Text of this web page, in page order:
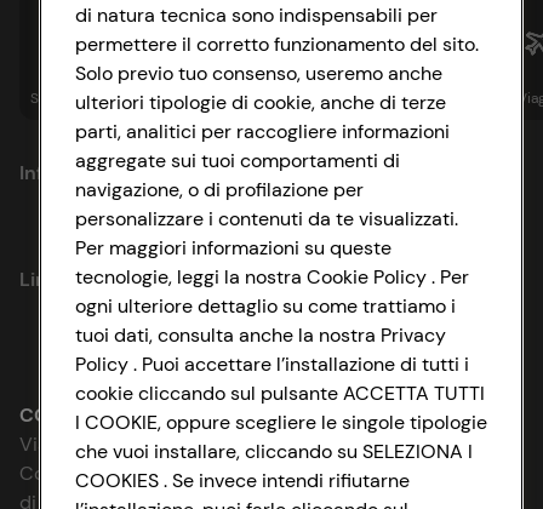
Spesa online Assicurazioni Sapori& Istituzionale
Informazioni
Privacy Policy
Cookie Policy
Impostazioni Cookie
Accessibilità
D&I e Parità di Genere
Link utili
Lavora con noi
Le cooperative
News & Approfondimenti
CONAD SOCIETÀ COOPERATIVA
Via Michelino, 59 | 40127 BOLOGNA
Codice Fiscale e Registro Imprese
di Bologna 00865960157
di natura tecnica sono indispensabili per
permettere il corretto funzionamento del sito.
Solo previo tuo consenso, useremo anche
ulteriori tipologie di cookie, anche di terze
parti, analitici per raccogliere informazioni
aggregate sui tuoi comportamenti di
navigazione, o di profilazione per
personalizzare i contenuti da te visualizzati.
Per maggiori informazioni su queste
tecnologie, leggi la nostra Cookie Policy . Per
ogni ulteriore dettaglio su come trattiamo i
tuoi dati, consulta anche la nostra Privacy
Policy . Puoi accettare l’installazione di tutti i
cookie cliccando sul pulsante ACCETTA TUTTI
I COOKIE, oppure scegliere le singole tipologie
che vuoi installare, cliccando su SELEZIONA I
COOKIES . Se invece intendi rifiutarne